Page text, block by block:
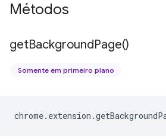
Métodos
getBackgroundPage()
Somente em primeiro plano
chrome. extension .